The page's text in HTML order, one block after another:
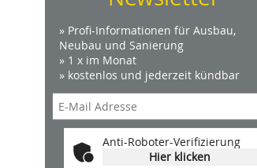
» Profi-Informationen für Ausbau,
Neubau und Sanierung
» 1 x im Monat
» kostenlos und jederzeit kündbar
Anti-Roboter-Verifizierung
Hier klicken